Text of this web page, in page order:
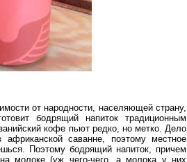
от народности, населяющей страну,
бодрящий напиток традиционным
кофе пьют редко, но метко. Дело
саванне, поэтому местное
Поэтому бодрящий напиток, причем
молоке (уж чего-чего, а молока у них